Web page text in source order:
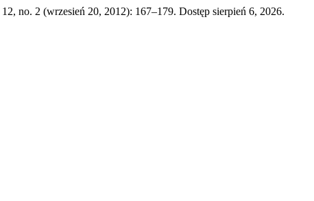
12, no. 2 (wrzesień 20, 2012): 167–179. Dostęp sierpień 6, 2026.